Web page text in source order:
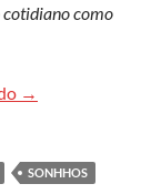
cotidiano como
Processos
→
SONHHOS